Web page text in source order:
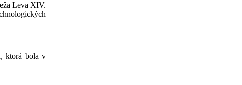
Leva XIV.
ktorá bola v